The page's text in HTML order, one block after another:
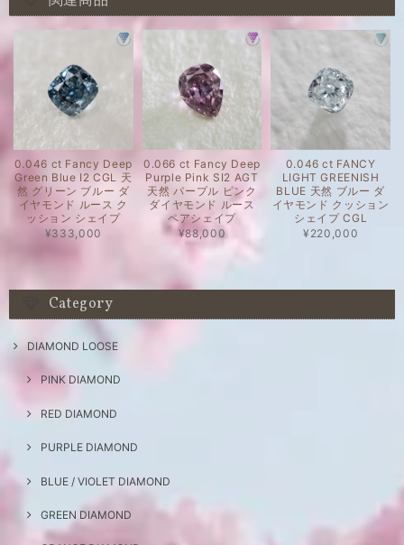
0.046 ct Fancy Deep
Green Blue I2 CGL 天
然 グリーン ブルー ダ
イヤモンド ルース ク
ッション シェイプ
¥333,000
0.066 ct Fancy Deep
Purple Pink SI2 AGT
天然 パープル ピンク
ダイヤモンド ルース
ペアシェイプ
¥88,000
0.046 ct FANCY
LIGHT GREENISH
BLUE 天然 ブルー ダ
イヤモンド クッション
シェイプ CGL
¥220,000
Category
DIAMOND LOOSE
PINK DIAMOND
RED DIAMOND
PURPLE DIAMOND
BLUE / VIOLET DIAMOND
GREEN DIAMOND